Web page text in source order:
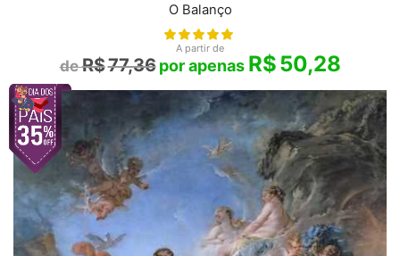
O Balanço
A partir de
R$77,36 R$50,28